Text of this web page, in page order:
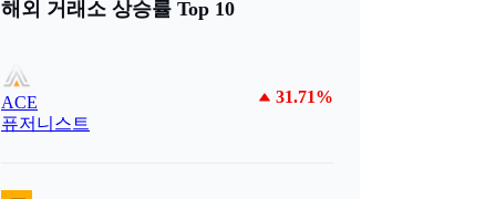
해외 거래소 상승률 Top 10
ACE
퓨저니스트
31.71%